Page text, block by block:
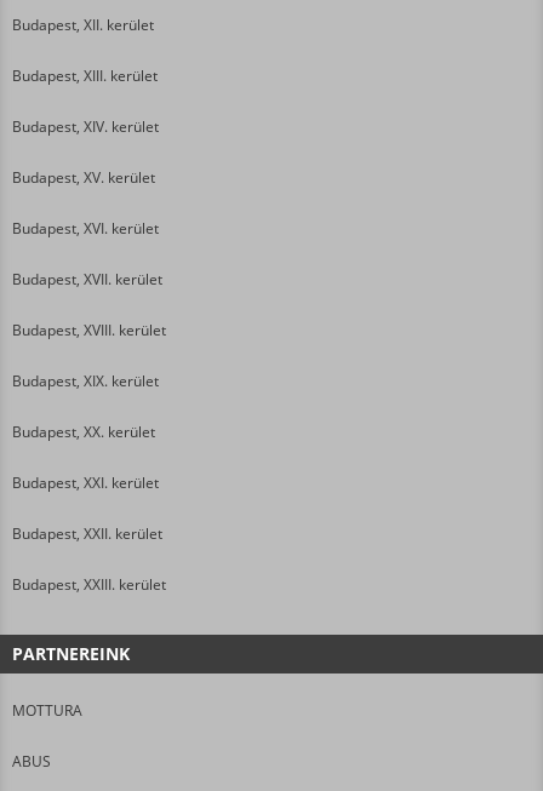
Budapest, XII. kerület
Budapest, XIII. kerület
Budapest, XIV. kerület
Budapest, XV. kerület
Budapest, XVI. kerület
Budapest, XVII. kerület
Budapest, XVIII. kerület
Budapest, XIX. kerület
Budapest, XX. kerület
Budapest, XXI. kerület
Budapest, XXII. kerület
Budapest, XXIII. kerület
PARTNEREINK
MOTTURA
ABUS